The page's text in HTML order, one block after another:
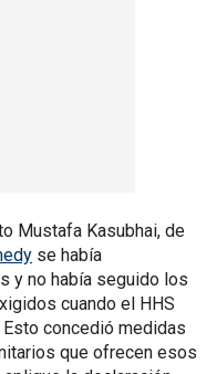
Mustafa Kasubhai, de
se había
y no había seguido los
cuando el HHS
concedió medidas
que ofrecen esos